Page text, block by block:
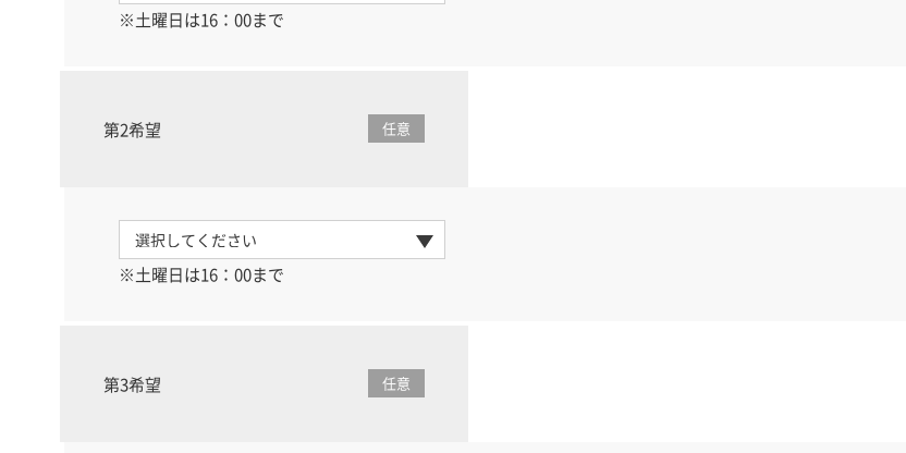
※土曜日は16：00まで
第2希望 任意
※土曜日は16：00まで
第3希望 任意